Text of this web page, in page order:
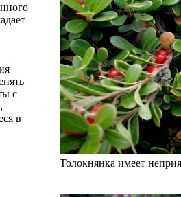
с
в
Толокнянка имеет